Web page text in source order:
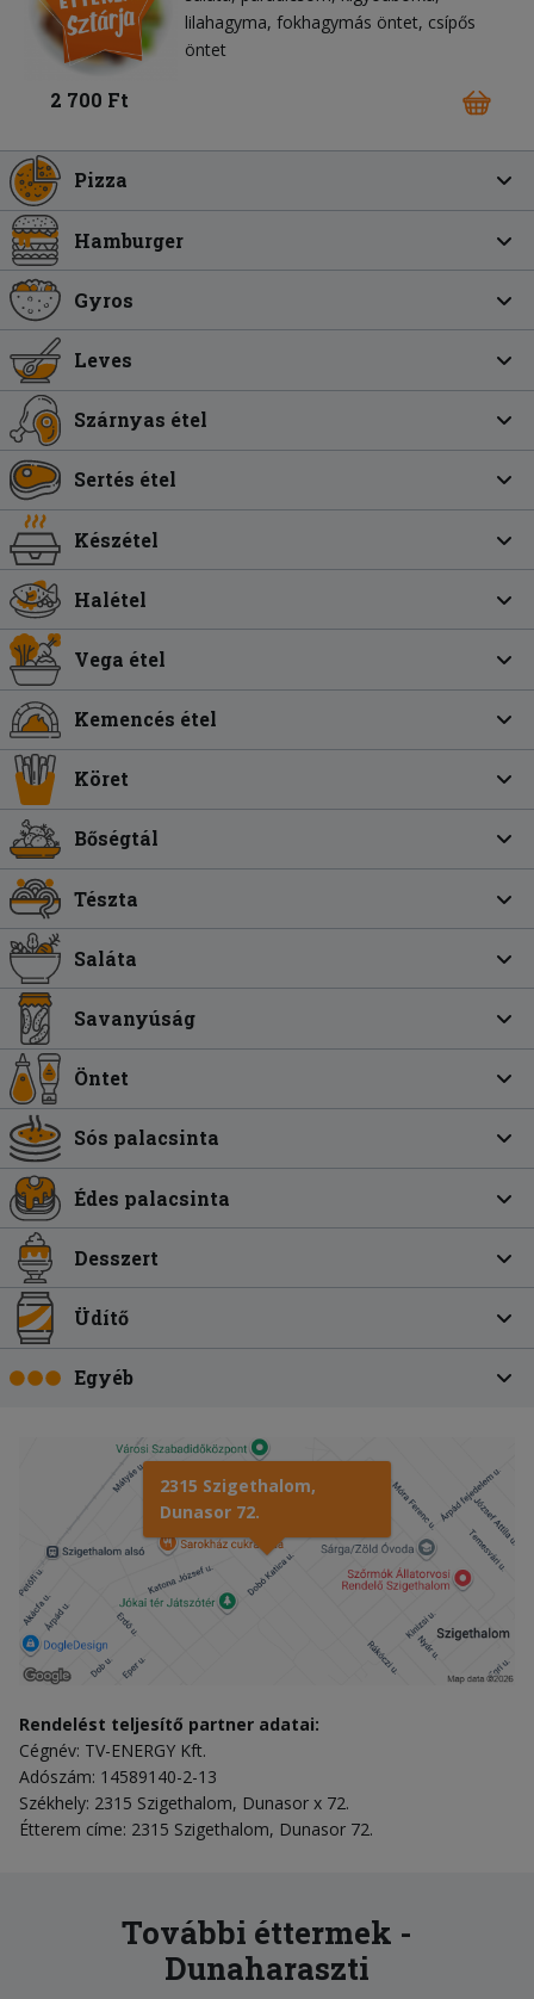
lilahagyma fokhagymás öntet csípős
öntet
2 700 Ft
Pizza
Hamburger
Gyros
Leves
Szárnyas étel
Sertés étel
Készétel
Halétel
Vega étel
Kemencés étel
Köret
Bőségtál
Tészta
Saláta
Savanyúság
Öntet
Sós palacsinta
Édes palacsinta
Desszert
Üdítő
Egyéb
2315 Szigethalom,
Dunasor 72.
Rendelést teljesítő partner adatai:
Cégnév: TV-ENERGY Kft.
Adószám: 14589140-2-13
Székhely: 2315 Szigethalom, Dunasor x 72.
Étterem címe: 2315 Szigethalom, Dunasor 72.
További éttermek -
Dunaharaszti